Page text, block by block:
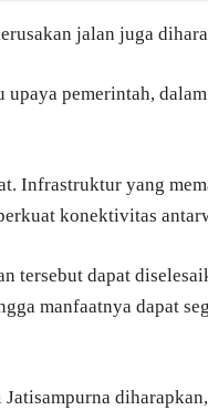
jalan juga
pemerintah,
Infrastruktur yang
konektivitas
tersebut dapat
manfaatnya dapat